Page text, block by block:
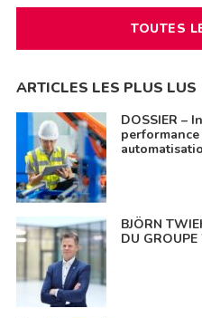
TOUTES
ARTICLES LES PLUS LUS
DOSSIER –
BJÖRN
DU